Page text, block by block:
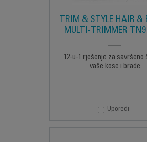
TRIM & STYLE HAIR &
MULTI-TRIMMER
12-u-1 rješenje za savršeno
vaše kose i brade
Uporedi